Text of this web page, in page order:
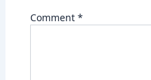
Comment*